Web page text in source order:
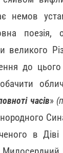
немов
поезія,
великого
до цього
часів»
в Діві